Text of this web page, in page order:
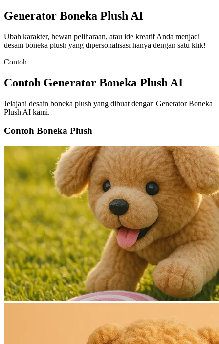
Generator Boneka Plush AI
Ubah karakter, hewan peliharaan, atau ide kreatif Anda menjadi
desain boneka plush yang dipersonalisasi hanya dengan satu klik!
Contoh
Contoh Generator Boneka Plush AI
Jelajahi desain boneka plush yang dibuat dengan Generator Boneka
Plush AI kami.
Contoh Boneka Plush